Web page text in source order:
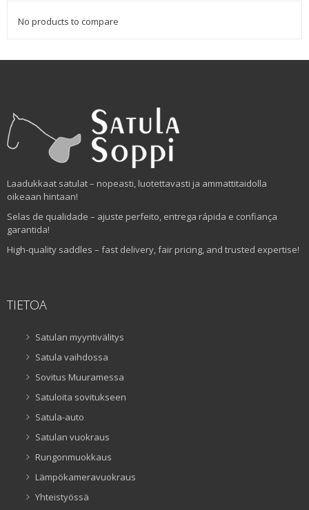
No products to compare
Laadukkaat satulat – nopeasti, luotettavasti ja ammattitaidolla
oikeaan hintaan!
Selas de qualidade – ajuste perfeito, entrega rápida e confiança
garantida!
High-quality saddles – fast delivery, fair pricing, and trusted expertise!
TIETOA
Satulan myyntivälitys
Satula vaihdossa
Sovitus Muuramessa
Satuloita sovitukseen
Satula-auto
Satulan vuokraus
Rungonmuokkaus
Lämpökameravuokraus
Yhteistyössä